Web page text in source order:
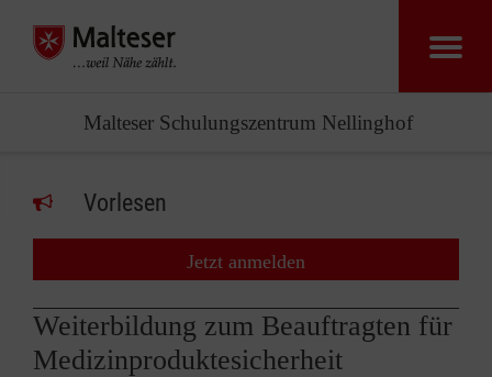
Malteser Schulungszentrum Nellinghof
Vorlesen
Jetzt anmelden
Weiterbildung zum Beauftragten für
Medizinproduktesicherheit